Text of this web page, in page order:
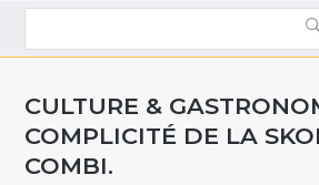
CULTURE &
COMPLICITÉ DE LA
COMBI.